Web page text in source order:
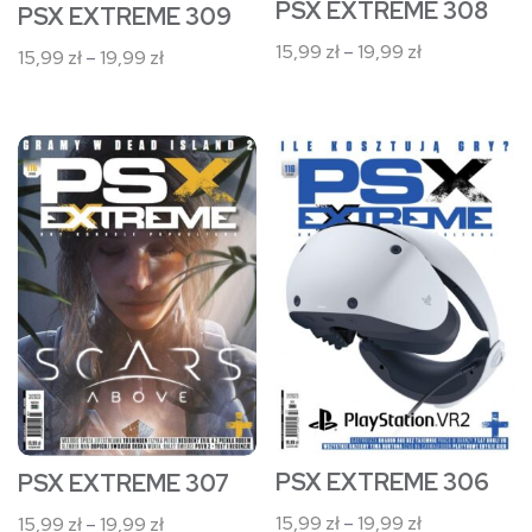
PSX EXTREME 309
15,99 zł–19,99 złZakres
15,99 zł
do
19,99 zł
produktu
PSX EXTREME 308
15,99 zł– 19,99 złZakres
15,99 zł
do
19,99 zł
Ten
produkt
ma
wiele
wariantów.
Opcje
można
wybrać
na
stronie
PSX EXTREME 307
15,99 zł–19,99 złZakres
Ten
produkt
ma
wiele
wariantów.
Opcje
wybrać
na
stronie
PSX EXTREME 306
15,99 zł– 19,99 złZakres